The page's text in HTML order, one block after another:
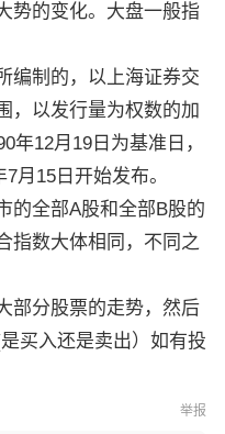
势的变化。大盘一般指
编制的，以上海证券交
，以发行量为权数的加
年12月19日为基准日，
月15日开始发布。
的全部A股和全部B股的
指数大体相同，不同之
部分股票的走势，然后
买入还是卖出）如有投
举报